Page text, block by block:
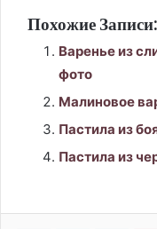
Похожие Записи:
Варенье из
фото
Малиновое
Пастила из
Пастила из